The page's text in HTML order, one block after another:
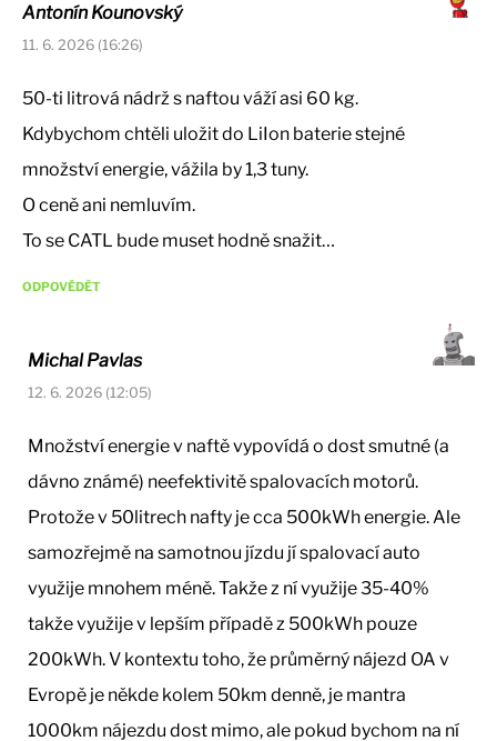
Antonín Kounovský
11. 6. 2026 (16:26)
50-ti litrová nádrž s naftou váží asi 60 kg.
Kdybychom chtěli uložit do LiIon baterie stejné
množství energie, vážila by 1,3 tuny.
O ceně ani nemluvím.
To se CATL bude muset hodně snažit…
ODPOVĚDĚT
Michal Pavlas
12. 6. 2026 (12:05)
Množství energie v naftě vypovídá o dost smutné (a
dávno známé) neefektivitě spalovacích motorů.
Protože v 50litrech nafty je cca 500kWh energie. Ale
samozřejmě na samotnou jízdu jí spalovací auto
využije mnohem méně. Takže z ní využije 35-40%
takže využije v lepším případě z 500kWh pouze
200kWh. V kontextu toho, že průměrný nájezd OA v
Evropě je někde kolem 50km denně, je mantra
1000km nájezdu dost mimo, ale pokud bychom na ní